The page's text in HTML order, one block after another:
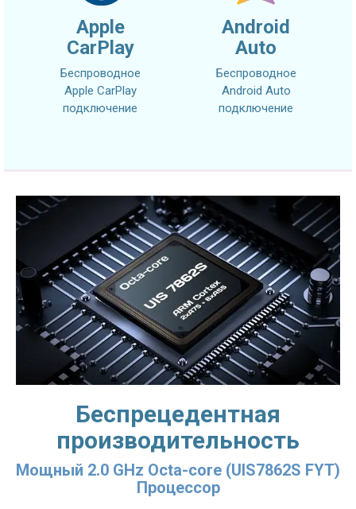
Apple
CarPlay
Беспроводное
Apple CarPlay
подключение
Android
Auto
Беспроводное
Android Auto
подключение
Беспрецедентная
производительность
Мощный 2.0 GHz Octa-core (UIS7862S FYT)
Процессор